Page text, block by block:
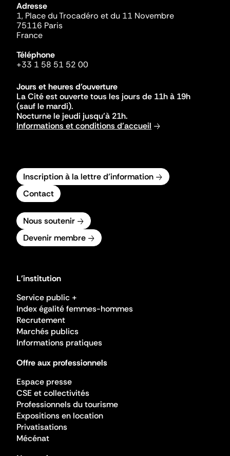
Adresse
1, Place du Trocadéro et du 11 Novembre
75116 Paris
France
Téléphone
+33 1 58 51 52 00
Jours et heures d'ouverture
La Cité est ouverte tous les jours de 11h à 19h
(sauf le mardi).
Nocturne le jeudi jusqu'à 21h.
Informations et conditions d'accueil
Inscription à la lettre d'information
Contact
Nous soutenir
Devenir membre
L'institution
Service public +
Index égalité femmes-hommes
Recrutement
Marchés publics
Informations pratiques
Offre aux professionnels
Espace presse
CSE et collectivités
Professionnels du tourisme
Expositions en location
Privatisations
Mécénat